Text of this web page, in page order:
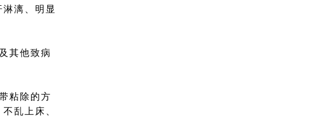
漓、明显
其他致病
粘除的方
乱上床、